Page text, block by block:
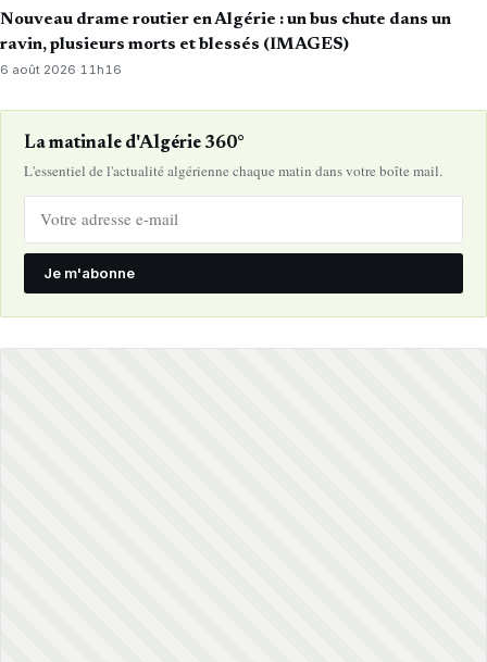
Nouveau drame routier en Algérie : un bus chute dans un
ravin, plusieurs morts et blessés (IMAGES)
6 août 2026·11h16
La matinale d'Algérie 360°
L'essentiel de l'actualité algérienne chaque matin dans votre boîte mail.
Je m'abonne